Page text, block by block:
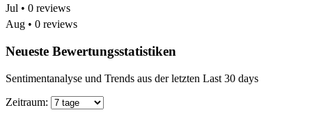
Jul • 0 reviews
Aug • 0 reviews
Neueste Bewertungsstatistiken
Sentimentanalyse und Trends aus der letzten Last 30 days
Zeitraum: